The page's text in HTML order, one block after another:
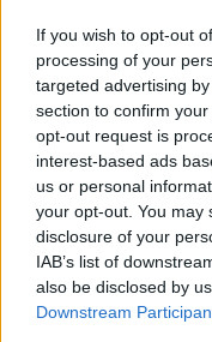
If you wish to opt-out
processing of your
targeted advertising
section to confirm
opt-out request is
interest-based ads
us or personal
your opt-out. You may
disclosure of your
IAB’s list of
also be disclosed by
Downstream
Asa spa ha adottato
Ripresa e Resilienza
Paese aridurre le
infrastrutture idriche. In
spa ha mappato le
dell'infrastruttura idrica
gestione delle
tecnologie all'altezza
questo modo Asa potrà
smart meter per
linea con il principio
sostenibile. Inoltre,